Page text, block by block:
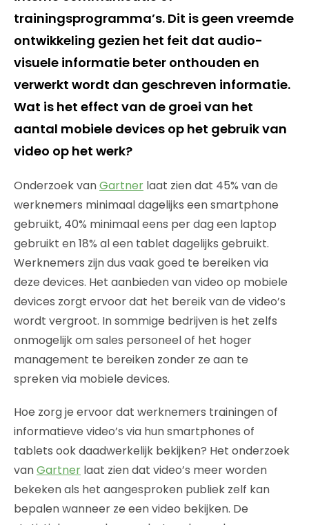
trainingsprogramma’s. Dit is geen vreemde
ontwikkeling gezien het feit dat audio-
visuele informatie beter onthouden en
verwerkt wordt dan geschreven informatie.
Wat is het effect van de groei van het
aantal mobiele devices op het gebruik van
video op het werk?
Onderzoek vanGartner laat zien dat 45% van de
werknemers minimaal dagelijks een smartphone
gebruikt, 40% minimaal eens per dag een laptop
gebruikt en 18% al een tablet dagelijks gebruikt.
Werknemers zijn dus vaak goed te bereiken via
deze devices. Het aanbieden van video op mobiele
devices zorgt ervoor dat het bereik van de video’s
wordt vergroot. In sommige bedrijven is het zelfs
onmogelijk om sales personeel of het hoger
management te bereiken zonder ze aan te
spreken via mobiele devices.
Hoe zorg je ervoor dat werknemers trainingen of
informatieve video’s via hun smartphones of
tablets ook daadwerkelijk bekijken? Het onderzoek
vanGartner laat zien dat video’s meer worden
bekeken als het aangesproken publiek zelf kan
bepalen wanneer ze een video bekijken. De